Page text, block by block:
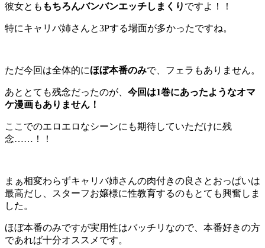
彼女とも もちろんバンバンエッチしまくり ですよ！！
特にキャリバ姉さんと3Pする場面が多かったですね。
ただ今回は全体的にほぼ本番のみで、フェラもありません。
あととても残念だったのが、 今回は1巻にあったようなオマ
ケ漫画もありません！
ここでのエロエロなシーンにも期待していただけに残
念……！！
まぁ相変わらずキャリバ姉さんの肉付きの良さとおっぱいは
最高だし、スターフお嬢様に性教育するのもとても興奮しま
した。
ほぼ本番のみですが実用性はバッチリなので、本番好きの方
であれば十分オススメです。